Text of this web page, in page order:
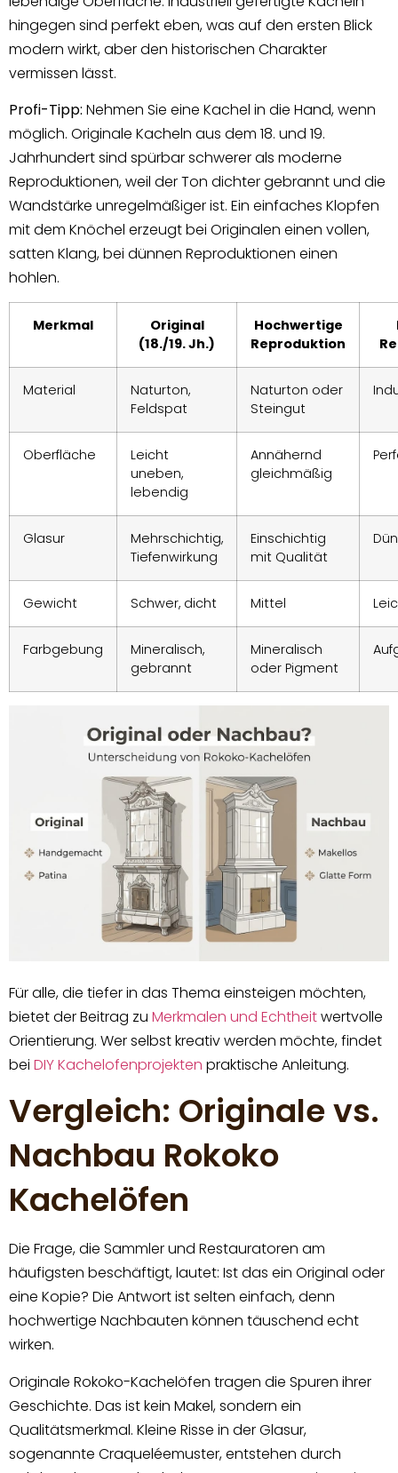
hingegen sind perfekt eben, was auf den ersten Blick
modern wirkt, aber den historischen Charakter
vermissen lässt.
Profi-Tipp: Nehmen Sie eine Kachel in die Hand, wenn
möglich. Originale Kacheln aus dem 18. und 19.
Jahrhundert sind spürbar schwerer als moderne
Reproduktionen, weil der Ton dichter gebrannt und die
Wandstärke unregelmäßiger ist. Ein einfaches Klopfen
mit dem Knöchel erzeugt bei Originalen einen vollen,
satten Klang, bei dünnen Reproduktionen einen
hohlen.
Merkmal
Original
(18./19. Jh.)
Hochwertige
Reproduktion
Material
Naturton,
Feldspat
Naturton oder
Steingut
Oberfläche
Leicht
uneben,
lebendig
Annähernd
gleichmäßig
Glasur
Mehrschichtig,
Tiefenwirkung
Einschichtig
mit Qualität
Gewicht Schwer, dicht Mittel
Farbgebung
Mineralisch,
gebrannt
Mineralisch
oder Pigment
Für alle, die tiefer in das Thema einsteigen möchten,
bietet der Beitrag zu Merkmalen und Echtheitwertvolle
Orientierung. Wer selbst kreativ werden möchte, findet
bei DIY Kachelofenprojekten praktische Anleitung.
Vergleich: Originale vs.
Nachbau Rokoko
Kachelöfen
Die Frage, die Sammler und Restauratoren am
häufigsten beschäftigt, lautet: Ist das ein Original oder
eine Kopie? Die Antwort ist selten einfach, denn
hochwertige Nachbauten können täuschend echt
wirken.
Originale Rokoko-Kachelöfen tragen die Spuren ihrer
Geschichte. Das ist kein Makel, sondern ein
Qualitätsmerkmal. Kleine Risse in der Glasur,
sogenannte Craqueléemuster, entstehen durch